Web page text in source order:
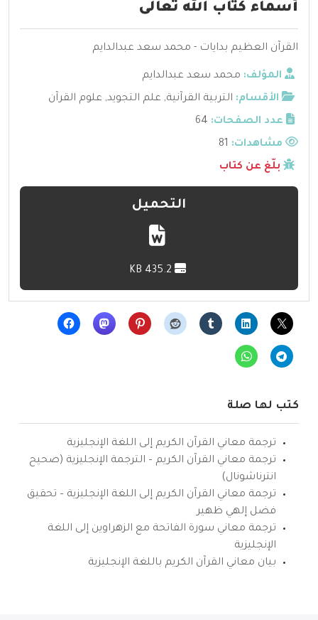
أسماء كتاب الله تعالى
القرآن العظيم بدايات - محمد سعد عبدالدايم
المؤلف: محمد سعد عبدالدايم
الأقسام: التربية القرآنية, علم التجويد, علوم القرآن
عدد الصفحات: 64
مشاهدات:
بلّغ عن كتاب
التحميل
كتب لها صلة
ترجمة معاني القرآن الكريم إلى اللغة الإنجليزية
ترجمة معاني القرآن الكريم – الترجمة الإنجليزية (صحيح
انترناشونال)
ترجمة معاني القرآن الكريم إلى اللغة الإنجليزية – تحقيق
فضل إلهي ظهير
ترجمة معاني سورة الفاتحة مع الزهراوين إلى اللغة
الإنجليزية
بيان معاني القرآن الكريم باللغة الإنجليزية